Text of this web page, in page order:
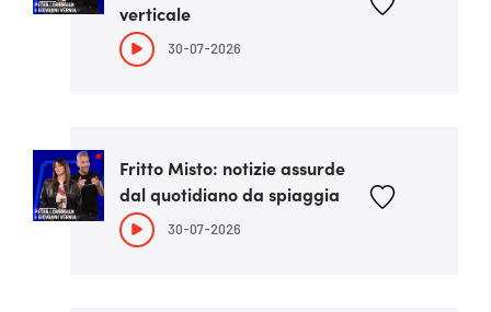
verticale
30-07-2026
Fritto Misto: notizie assurde
dal quotidiano da spiaggia
30-07-2026